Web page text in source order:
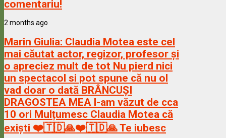
comentariu!
2 months ago
Marin Giulia: Claudia Motea este cel
mai căutat actor, regizor, profesor și
o apreciez mult de tot Nu pierd nici
un spectacol si pot spune că nu ol
vad doar o dată BRÂNCUȘI
DRAGOSTEA MEA l-am văzut de cca
10 ori Mulțumesc Claudia Motea că
exiști ❤️🇹🇩🙏❤️🇹🇩🙏 Te iubesc